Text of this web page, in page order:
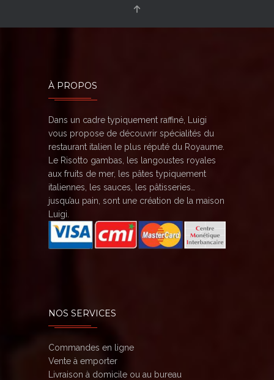
À PROPOS
Dans un cadre typiquement raffiné, Luigi
vous propose de découvrir spécialités du
restaurant italien le plus réputé du Royaume.
Le Risotto gambas, les langoustes royales
aux fruits de mer, les pâtes typiquement
italiennes, les sauces, les pâtisseries…
jusqu’au pain, sont une création de la maison
Luigi.
NOS SERVICES
Commandes en ligne
Vente à emporter
Livraison à domicile ou au bureau